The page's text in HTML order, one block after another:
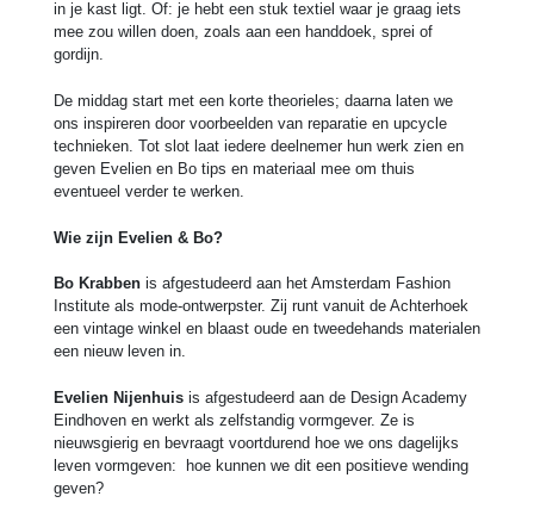
in je kast ligt. Of: je hebt een stuk textiel waar je graag iets
mee zou willen doen, zoals aan een handdoek, sprei of
gordijn.
De middag start met een korte theorieles; daarna laten we
ons inspireren door voorbeelden van reparatie en upcycle
technieken. Tot slot laat iedere deelnemer hun werk zien en
geven Evelien en Bo tips en materiaal mee om thuis
eventueel verder te werken.
Wie zijn Evelien & Bo?
Bo Krabben is afgestudeerd aan het Amsterdam Fashion
Institute als mode-ontwerpster. Zij runt vanuit de Achterhoek
een vintage winkel en blaast oude en tweedehands materialen
een nieuw leven in.
Evelien Nijenhuis is afgestudeerd aan de Design Academy
Eindhoven en werkt als zelfstandig vormgever. Ze is
nieuwsgierig en bevraagt voortdurend hoe we ons dagelijks
leven vormgeven: hoe kunnen we dit een positieve wending
geven?